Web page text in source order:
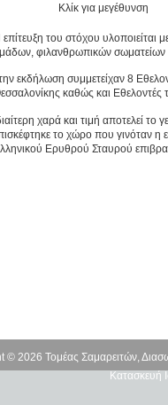
Κλίκ για μεγέθυνση
επίτευξη του στόχου
φιλανθρωπικών σωματείων
εκδήλωση συμμετείχαν 8
καθώς και
χαρά και τιμή αποτελεί
το χώρο που γινόταν η
Ερυθρού Σταυρού
© 2026 Τομέας Σαμαρειτών,
Κατασκευή